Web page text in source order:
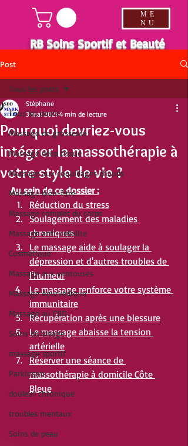
RB Soins Sportif et Beauté
ME
NU
Post
Tous les posts
Massage de grossesse
Massage deep tissue
Massage aux coquillages chauds
Massage bien-être
Massage complet du corps
Massage anti-cellulite
Cosmétique
Massage aux ventouses
Massage Ayurvédique
Massage au CBD
Soins du visage
massage sportif
Parkinson
douleur chronique
troubles mentaux
Soins de peau
Tous les posts
Pourquoi devriez-vous
intégrer la massothérapie à
votre style de vie ?
Stéphane
3 mai 2021 4 min de lecture
Au sein de ce dossier :
Réduction du stress
Soulagement des maladies
chroniques
Le massage aide à soulager la
dépression et d'autres troubles de
l'humeur
Le massage renforce votre système
immunitaire
Récupération après une blessure
Le massage abaisse la tension
artérielle
Réserver une séance de
massothérapie à domicile Côte
Bleue